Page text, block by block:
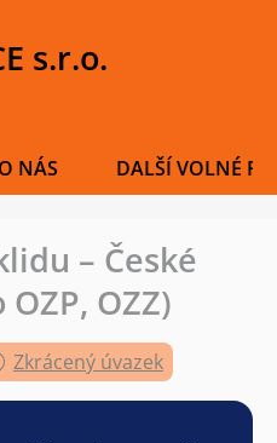
s.r.o.
O NÁS DALŠÍ VOLNÉ
– České
OZZ)
Zkrácený úvazek